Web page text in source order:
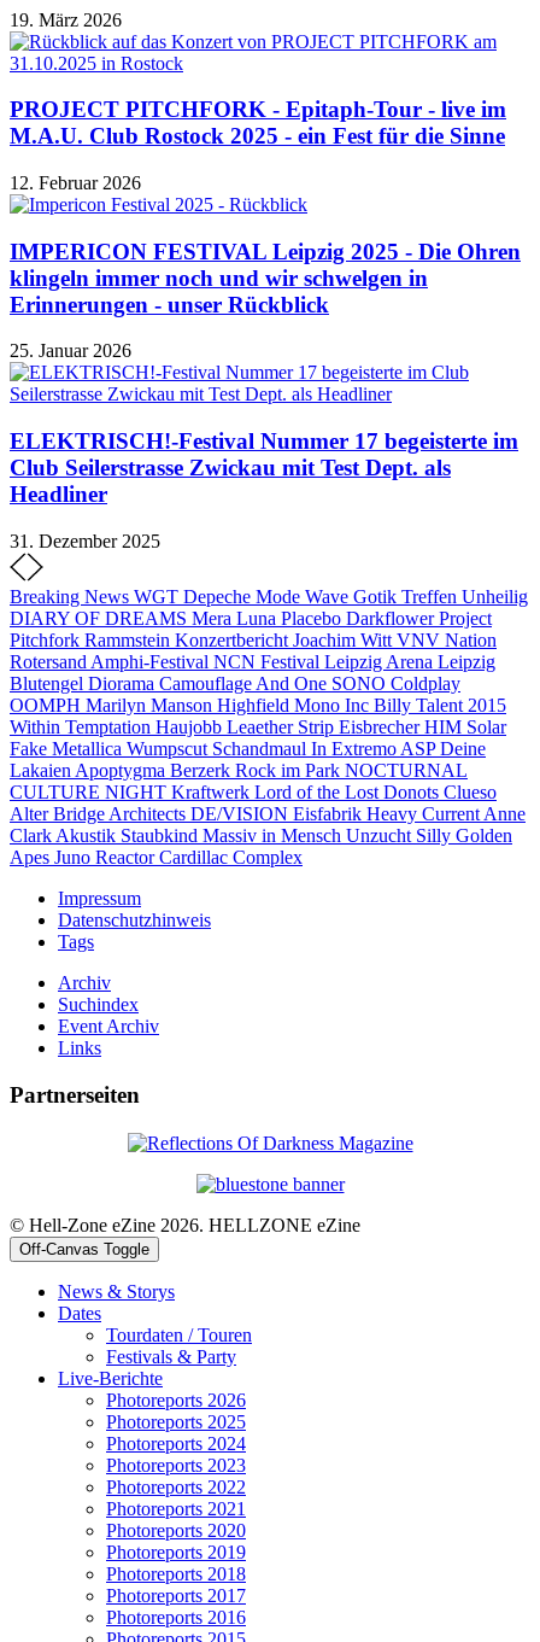
19. März 2026
PROJECT PITCHFORK - Epitaph-Tour - live im
M.A.U. Club Rostock 2025 - ein Fest für die Sinne
12. Februar 2026
IMPERICON FESTIVAL Leipzig 2025 - Die Ohren
klingeln immer noch und wir schwelgen in
Erinnerungen - unser Rückblick
25. Januar 2026
ELEKTRISCH!-Festival Nummer 17 begeisterte im
Club Seilerstrasse Zwickau mit Test Dept. als
Headliner
31. Dezember 2025
Breaking News WGT Depeche Mode Wave Gotik Treffen Unheilig
DIARY OF DREAMS Mera Luna Placebo DarkflowerProject
Pitchfork Rammstein Konzertbericht Joachim Witt VNV Nation
Rotersand Amphi-Festival NCN Festival Leipzig Arena Leipzig
Blutengel Diorama Camouflage And One SONO Coldplay
OOMPH Marilyn Manson Highfield Mono Inc Billy Talent 2015
Within Temptation Haujobb Leaether Strip EisbrecherHIM Solar
Fake Metallica Wumpscut Schandmaul In Extremo ASPDeine
Lakaien Apoptygma Berzerk Rock im Park NOCTURNAL
CULTURE NIGHT Kraftwerk Lord of the Lost Donots Clueso
Alter Bridge Architects DE/VISION Eisfabrik Heavy Current Anne
Clark Akustik Staubkind Massiv in Mensch Unzucht Silly Golden
Apes Juno ReactorCardillac Complex
Impressum
Datenschutzhinweis
Tags
Archiv
Suchindex
Event Archiv
Links
Partnerseiten
© Hell-Zone eZine 2026. HELLZONE eZine
Off-Canvas Toggle
News & Storys
Dates
Tourdaten / Touren
Festivals & Party
Live-Berichte
Photoreports 2026
Photoreports 2025
Photoreports 2024
Photoreports 2023
Photoreports 2022
Photoreports 2021
Photoreports 2020
Photoreports 2019
Photoreports 2018
Photoreports 2017
Photoreports 2016